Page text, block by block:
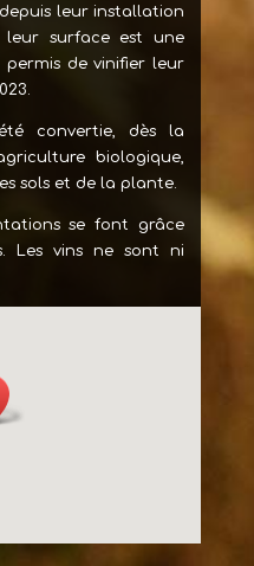
leur installation
leur surface est une
de vinifier leur
convertie, dès la
biologique,
sols et de la plante.
se font grâce
Les vins ne sont ni